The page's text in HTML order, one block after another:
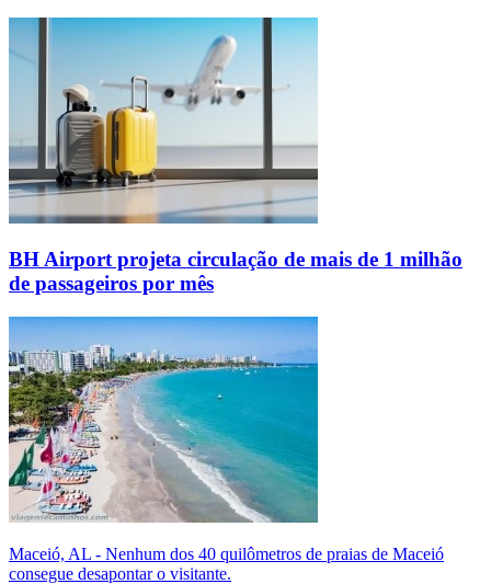
BH Airport projeta circulação de mais de 1 milhão
de passageiros por mês
Maceió, AL - Nenhum dos 40 quilômetros de praias de Maceió
consegue desapontar o visitante.